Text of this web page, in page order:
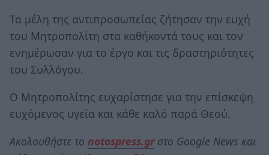
Τα μέλη της αντιπροσωπείας ζήτησαν την ευχή
του Μητροπολίτη στα καθήκοντά τους και τον
ενημέρωσαν για το έργο και τις δραστηριότητες
του Συλλόγου.
Ο Μητροπολίτης ευχαρίστησε για την επίσκεψη
ευχόμενος υγεία και κάθε καλό παρά Θεού.
Ακολουθήστε το notospress.grστο Google News και